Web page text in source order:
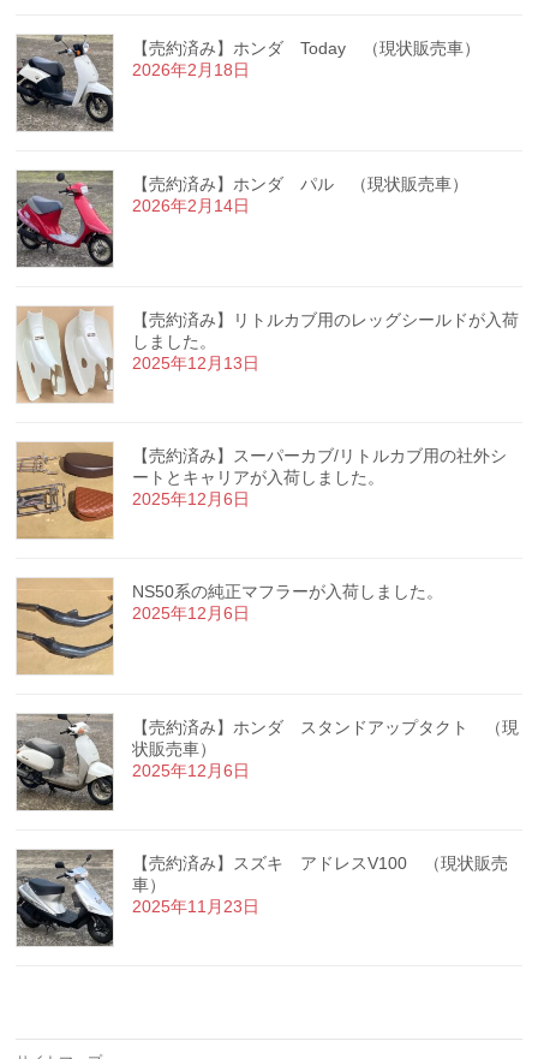
【売約済み】ホンダ Today （現状販売車）
2026年2月18日
【売約済み】ホンダ パル （現状販売車）
2026年2月14日
【売約済み】リトルカブ用のレッグシールドが入荷
しました。
2025年12月13日
【売約済み】スーパーカブ/リトルカブ用の社外シ
ートとキャリアが入荷しました。
2025年12月6日
NS50系の純正マフラーが入荷しました。
2025年12月6日
【売約済み】ホンダ スタンドアップタクト （現
状販売車）
2025年12月6日
【売約済み】スズキ アドレスV100 （現状販売
車）
2025年11月23日